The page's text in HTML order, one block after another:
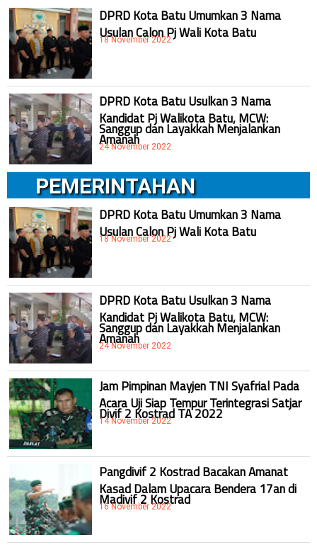
DPRD Kota Batu Umumkan 3 Nama
Usulan Calon Pj Wali Kota Batu
18 November 2022
DPRD Kota Batu Usulkan 3 Nama
Kandidat Pj Walikota Batu, MCW:
Sanggup dan Layakkah Menjalankan
Amanah
24 November 2022
PEMERINTAHAN
DPRD Kota Batu Umumkan 3 Nama
Usulan Calon Pj Wali Kota Batu
18 November 2022
DPRD Kota Batu Usulkan 3 Nama
Kandidat Pj Walikota Batu, MCW:
Sanggup dan Layakkah Menjalankan
Amanah
24 November 2022
Jam Pimpinan Mayjen TNI Syafrial Pada
Acara Uji Siap Tempur Terintegrasi Satjar
Divif 2 Kostrad TA 2022
14 November 2022
Pangdivif 2 Kostrad Bacakan Amanat
Kasad Dalam Upacara Bendera 17an di
Madivif 2 Kostrad
16 November 2022